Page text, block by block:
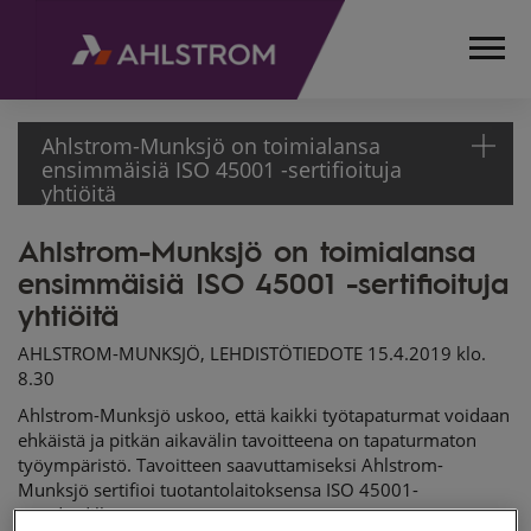
Ahlstrom-Munksjö on toimialansa
ensimmäisiä ISO 45001 -sertifioituja
yhtiöitä
ETUSIVU
MEDIA
LEHDISTÖTIEDOTTEET
2019
AHLSTROM-
MUNKSJÖ ON
TOIMIALANSA
ENSIMMÄISIÄ
ISO 45001 -
Ahlstrom-Munksjö on toimialansa
ensimmäisiä ISO 45001 -sertifioituja
yhtiöitä
AHLSTROM-MUNKSJÖ, LEHDISTÖTIEDOTE 15.4.2019 klo.
8.30
Ahlstrom-Munksjö uskoo, että kaikki työtapaturmat voidaan
ehkäistä ja pitkän aikavälin tavoitteena on tapaturmaton
työympäristö. Tavoitteen saavuttamiseksi Ahlstrom-
Munksjö sertifioi tuotantolaitoksensa ISO 45001-
standardilla.